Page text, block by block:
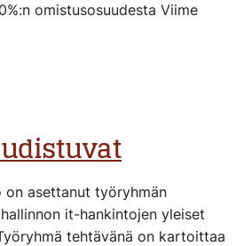
omistusosuudesta Viime
on asettanut työryhmän
it-hankintojen yleiset
tehtävänä on kartoittaa